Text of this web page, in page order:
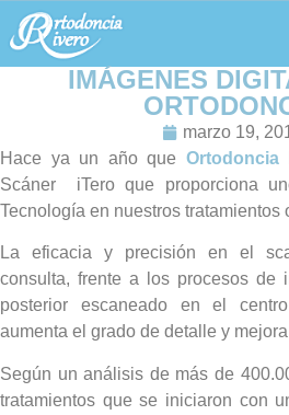
IMÁGENES
marzo 19,
Hace ya un año que Ortodoncia
Scáner iTero que proporciona
Tecnología en nuestros tratamientos
La eficacia y precisión en el
consulta, frente a los procesos de
posterior escaneado en el
aumenta el grado de detalle y
Según un análisis de más de
tratamientos que se iniciaron con